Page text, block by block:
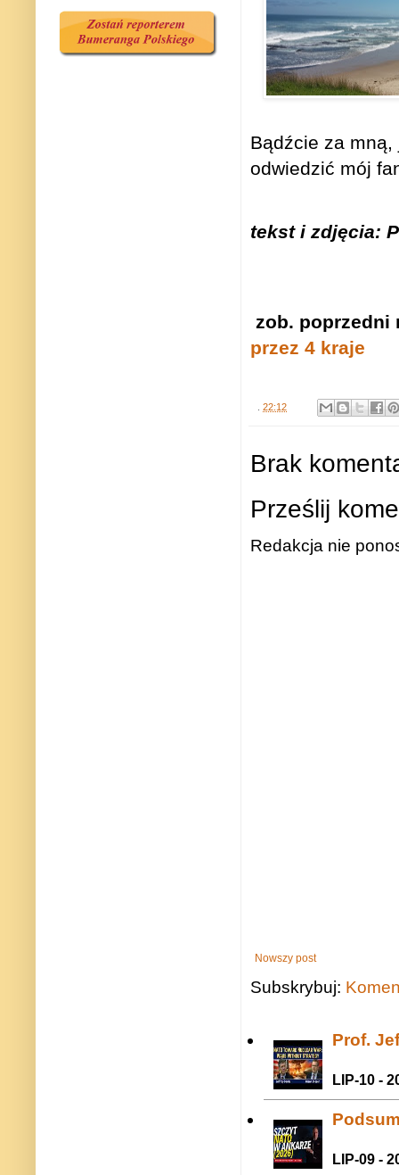
Bądźcie za
odwiedzić mój
tekst i zdjęcia:
zob. poprzedni
przez 4 kraje
22:12
Brak
Prześlij
Redakcja nie
Nowszy post
Subskrybuj:
Prof.
LIP-10 -
LIP-09 -